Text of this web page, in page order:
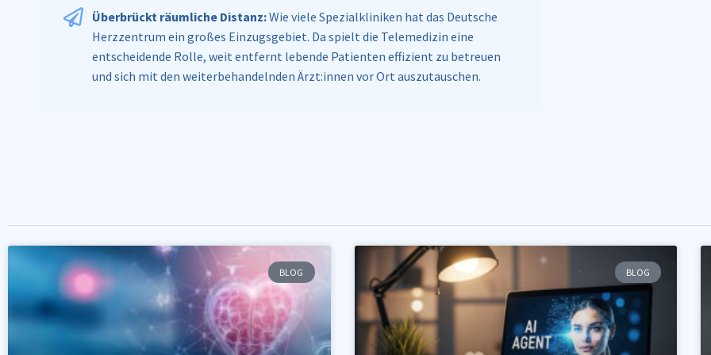
Überbrückt räumliche Distanz:Wie viele Spezialkliniken hat das Deutsche
Herzzentrum ein großes Einzugsgebiet. Da spielt die Telemedizin eine
entscheidende Rolle, weit entfernt lebende Patienten effizient zu betreuen
und sich mit den weiterbehandelnden Ärzt:innen vor Ort auszutauschen.
BLOG BLOG